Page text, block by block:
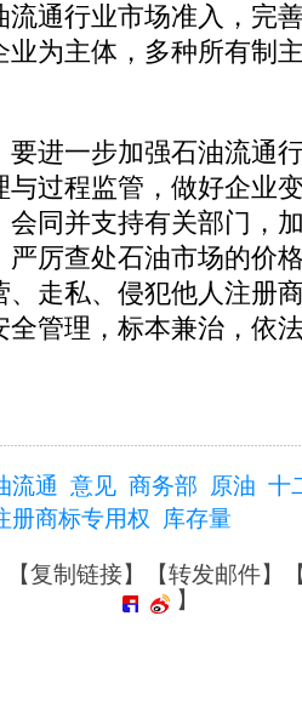
流通行业市场准入，完
业为主体，多种所有制
进一步加强石油流通
与过程监管，做好企业
会同并支持有关部门，
严厉查处石油市场的价
、走私、侵犯他人注册
全管理，标本兼治，依
流通 意见 商务部 原油 十
册商标专用权 库存量
【复制链接】【转发邮件】
】